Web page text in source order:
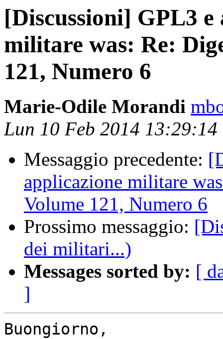
[Discussioni] GPL3
militare was: Re:
121, Numero 6
Marie-Odile Morandi
Lun 10 Feb 2014 13:29:14
Messaggio precedente:
applicazione militare
Volume 121, Numero 6
Prossimo messaggio:
dei militari...)
Messages sorted by: [
]
Buongiorno,